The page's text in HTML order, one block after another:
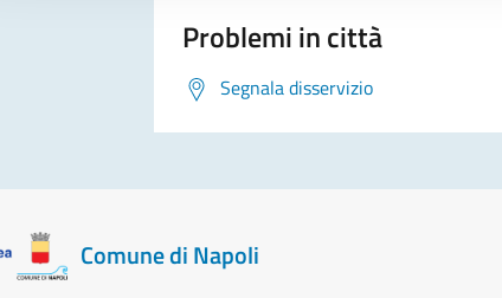
Problemi in città
Segnala disservizio
Comune di Napoli